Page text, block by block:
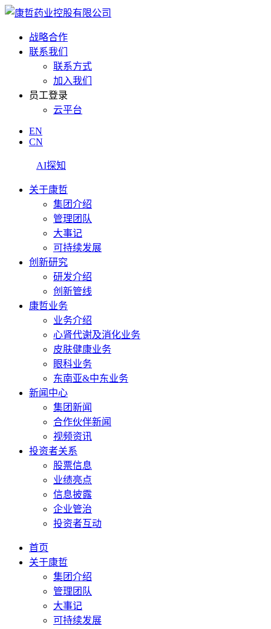
战略合作
联系我们
联系方式
加入我们
员工登录
云平台
EN
CN
AI探知
关于康哲
集团介绍
管理团队
大事记
可持续发展
创新研究
研发介绍
创新管线
康哲业务
业务介绍
心肾代谢及消化业务
皮肤健康业务
眼科业务
东南亚&中东业务
新闻中心
集团新闻
合作伙伴新闻
视频资讯
投资者关系
股票信息
业绩亮点
信息披露
企业管治
投资者互动
首页
关于康哲
集团介绍
管理团队
大事记
可持续发展